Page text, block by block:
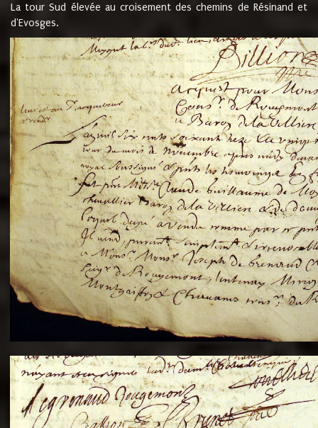
La tour Sud élevée au croisement des chemins de Résinand et
d'Evosges.